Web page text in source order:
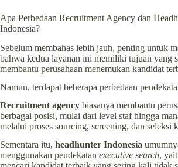
Apa Perbedaan Recruitment Agency dan
Indonesia?
Sebelum membahas lebih jauh, penting untuk
bahwa kedua layanan ini memiliki tujuan yang
membantu perusahaan menemukan kandidat
Namun, terdapat beberapa perbedaan
Recruitment agency biasanya membantu
berbagai posisi, mulai dari level staf hingga
melalui proses sourcing, screening, dan seleksi
Sementara itu, headhunter Indonesia
menggunakan pendekatan executive search,